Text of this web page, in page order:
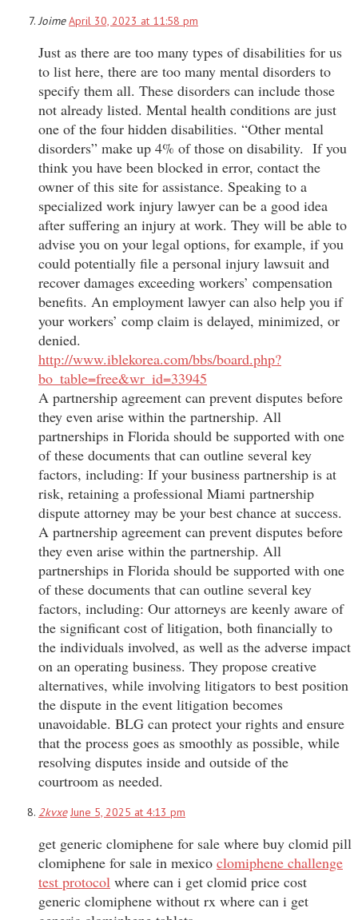
JoimeApril 30, 2023 at 11:58 pm
Just as there are too many types of disabilities for us
to list here, there are too many mental disorders to
specify them all. These disorders can include those
not already listed. Mental health conditions are just
one of the four hidden disabilities. “Other mental
disorders” make up 4% of those on disability. If you
think you have been blocked in error, contact the
owner of this site for assistance. Speaking to a
specialized work injury lawyer can be a good idea
after suffering an injury at work. They will be able to
advise you on your legal options, for example, if you
could potentially file a personal injury lawsuit and
recover damages exceeding workers’ compensation
benefits. An employment lawyer can also help you if
your workers’ comp claim is delayed, minimized, or
denied.
http://www.iblekorea.com/bbs/board.php?
bo_table=free&wr_id=33945
A partnership agreement can prevent disputes before
they even arise within the partnership. All
partnerships in Florida should be supported with one
of these documents that can outline several key
factors, including: If your business partnership is at
risk, retaining a professional Miami partnership
dispute attorney may be your best chance at success.
A partnership agreement can prevent disputes before
they even arise within the partnership. All
partnerships in Florida should be supported with one
of these documents that can outline several key
factors, including: Our attorneys are keenly aware of
the significant cost of litigation, both financially to
the individuals involved, as well as the adverse impact
on an operating business. They propose creative
alternatives, while involving litigators to best position
the dispute in the event litigation becomes
unavoidable. BLG can protect your rights and ensure
that the process goes as smoothly as possible, while
resolving disputes inside and outside of the
courtroom as needed.
2kvxe June 5, 2025 at 4:13 pm
get generic clomiphene for sale where buy clomid pill
clomiphene for sale in mexico clomiphene challenge
test protocol where can i get clomid price cost
generic clomiphene without rx where can i get